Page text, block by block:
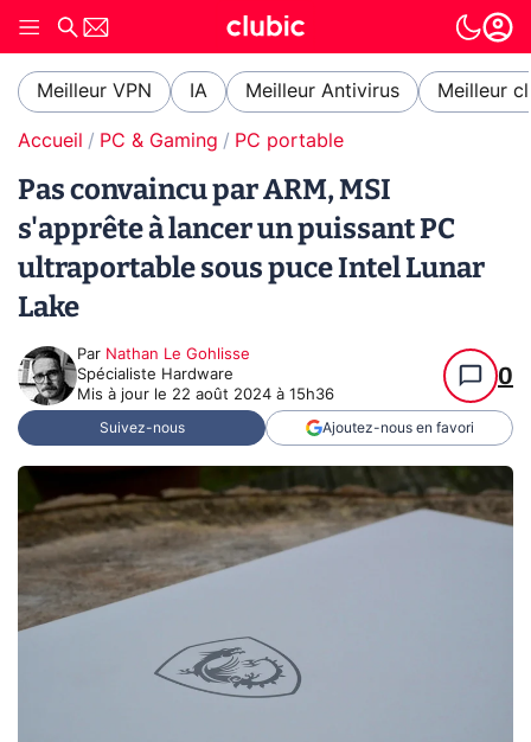
Meilleur VPN IA Meilleur Antivirus Meilleur
Accueil PC & Gaming PC portable
Pas convaincu par ARM, MSI
s'apprête à lancer un puissant PC
ultraportable sous puce Intel Lunar
Lake
Par Nathan Le Gohlisse
Spécialiste Hardware
Mis à jour le 22 août 2024 à 15h36
0
Suivez-nous Ajoutez-nous en favori